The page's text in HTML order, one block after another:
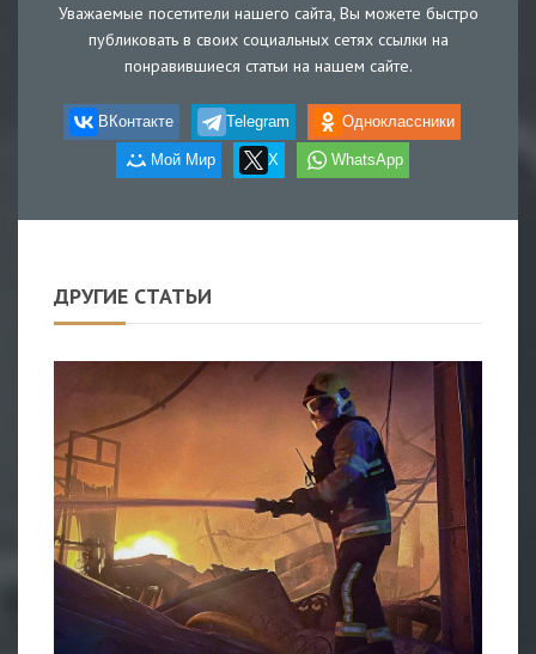
Уважаемые посетители нашего сайта, Вы можете быстро
публиковать в своих социальных сетях ссылки на
понравившиеся статьи на нашем сайте.
ВКонтакте Telegram Одноклассники
Мой Мир X WhatsApp
ДРУГИЕ СТАТЬИ